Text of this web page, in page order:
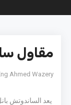
مقاول
Ahmed Wazery
يعد الساندوتش